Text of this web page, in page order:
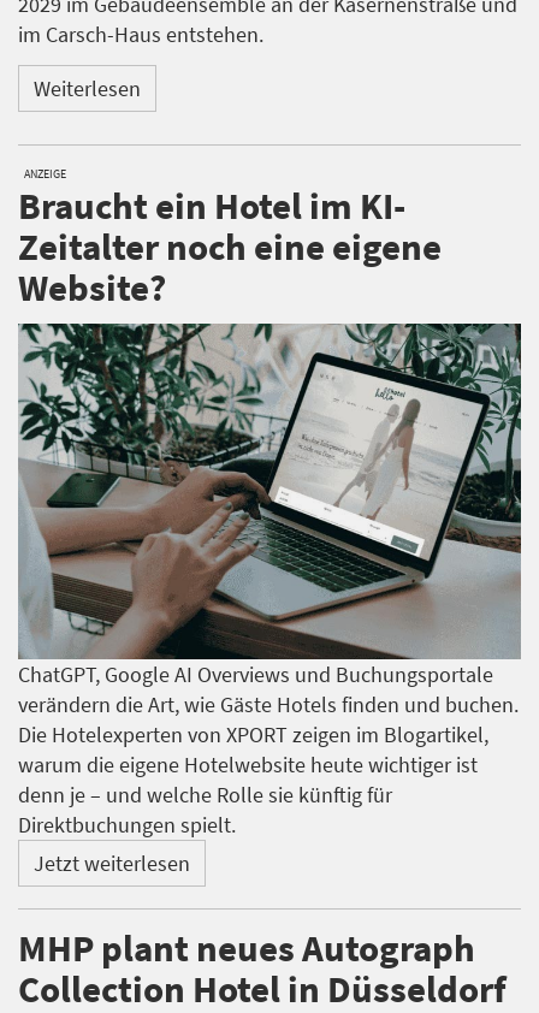
im Carsch-Haus entstehen.
Weiterlesen
ANZEIGE
Braucht ein Hotel im KI-
Zeitalter noch eine eigene
Website?
ChatGPT, Google AI Overviews und Buchungsportale
verändern die Art, wie Gäste Hotels finden und buchen.
Die Hotelexperten von XPORT zeigen im Blogartikel,
warum die eigene Hotelwebsite heute wichtiger ist
denn je – und welche Rolle sie künftig für
Direktbuchungen spielt.
Jetzt weiterlesen
MHP plant neues Autograph
Collection Hotel in Düsseldorf